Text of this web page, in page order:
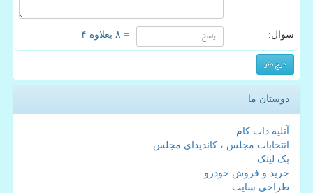
سوال: = ۸ بعلاوه ۴
دوستان ما
آتلیه دات کام
انتخابات مجلس ، کاندیدای مجلس
بک لینک
خرید و فروش خودرو
طراحی سایت